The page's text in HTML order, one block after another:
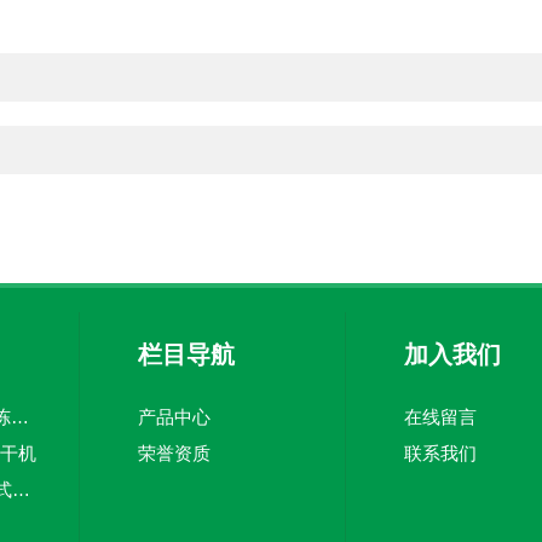
KFD系列食品真空冻干机
机
KS-SS-24/-82复叠式冷冻机
栏目导航
产品中心
荣誉资质
加入我们
在线留言
联系我们